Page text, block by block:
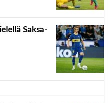
Saksa-